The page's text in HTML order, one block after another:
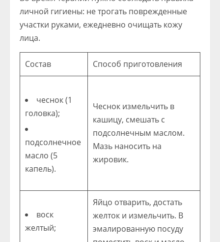
личной гигиены: не трогать поврежденные
участки руками, ежедневно очищать кожу
лица.
Состав Способ приготовления
чеснок (1
головка);
подсолнечное
масло (5
капель).
Чеснок измельчить в
кашицу, смешать с
подсолнечным маслом.
Мазь наносить на
жировик.
воск
желтый;
Яйцо отварить, достать
желток и измельчить. В
эмалированную посуду